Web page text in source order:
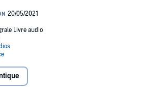
destin, peut-être ?
je suis naïve, je répondrais qu'ils n'ont pas
susurré ?